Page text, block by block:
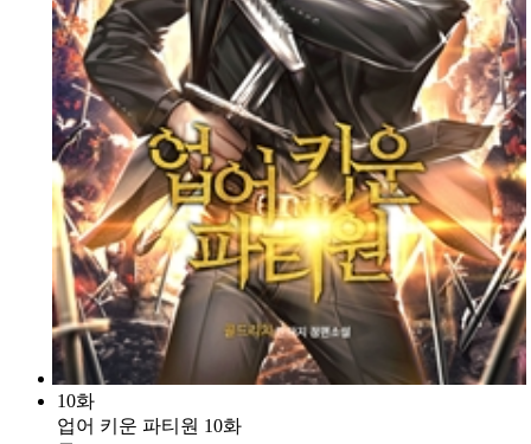
10화
업어 키운 파티원 10화